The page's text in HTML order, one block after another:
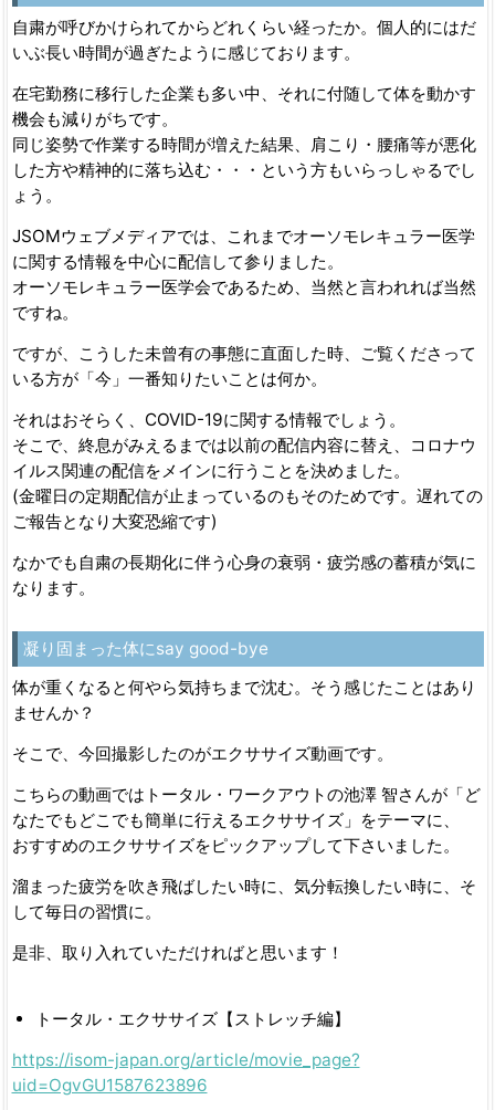
自粛が呼びかけられてからどれくらい経ったか。個人的にはだ
いぶ長い時間が過ぎたように感じております。
在宅勤務に移行した企業も多い中、それに付随して体を動かす
機会も減りがちです。
同じ姿勢で作業する時間が増えた結果、肩こり・腰痛等が悪化
した方や精神的に落ち込む・・・という方もいらっしゃるでし
ょう。
JSOMウェブメディアでは、これまでオーソモレキュラー医学
に関する情報を中心に配信して参りました。
オーソモレキュラー医学会であるため、当然と言われれば当然
ですね。
ですが、こうした未曾有の事態に直面した時、ご覧くださって
いる方が「今」一番知りたいことは何か。
それはおそらく、COVID-19に関する情報でしょう。
そこで、終息がみえるまでは以前の配信内容に替え、コロナウ
イルス関連の配信をメインに行うことを決めました。
(金曜日の定期配信が止まっているのもそのためです。遅れての
ご報告となり大変恐縮です)
なかでも自粛の長期化に伴う心身の衰弱・疲労感の蓄積が気に
なります。
凝り固まった体にsay good-bye
体が重くなると何やら気持ちまで沈む。そう感じたことはあり
ませんか？
そこで、今回撮影したのがエクササイズ動画です。
こちらの動画ではトータル・ワークアウトの池澤 智さんが「ど
なたでもどこでも簡単に行えるエクササイズ」をテーマに、
おすすめのエクササイズをピックアップして下さいました。
溜まった疲労を吹き飛ばしたい時に、気分転換したい時に、そ
して毎日の習慣に。
是非、取り入れていただければと思います！
トータル・エクササイズ【ストレッチ編】
https://isom-japan.org/article/movie_page?
uid=OgvGU1587623896